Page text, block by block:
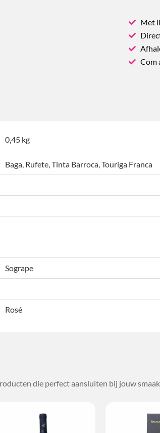
Met
Com
0,45 kg
Baga, Rufete, Tinta Barroca, Touriga Franca
Sogrape
Rosé
die perfect aansluiten bij jouw